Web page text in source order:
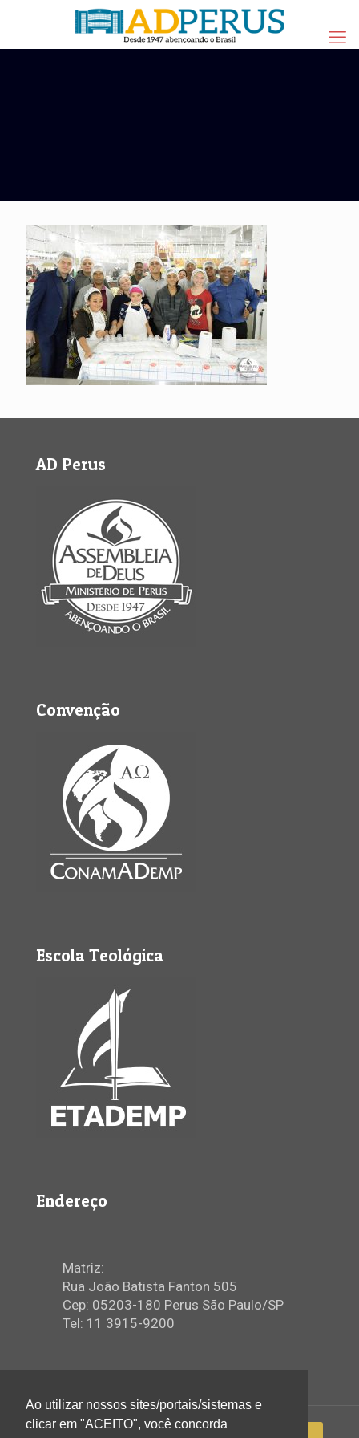
AD Perus
Convenção
Escola Teológica
Endereço
Matriz:
Rua João Batista Fanton 505
Cep: 05203-180 Perus São Paulo/SP
Tel: 11 3915-9200
Ao utilizar nossos sites/portais/sistemas e
clicar em "ACEITO", você concorda